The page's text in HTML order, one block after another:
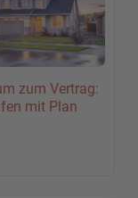
zum Vertrag:
mit Plan